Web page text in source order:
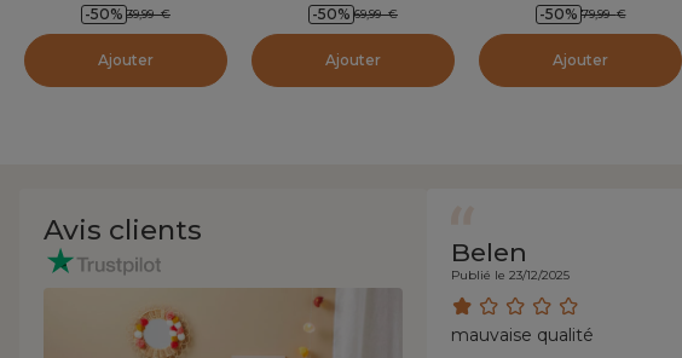
-50% 39,99 €
Ajouter
-50% 69,99 €
Ajouter
-50% 79,99 €
Ajouter
Avis clients
Belen
Publié le 23/12/2025
mauvaise qualité